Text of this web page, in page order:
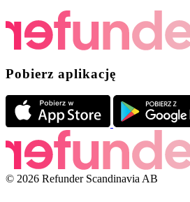
Pobierz aplikację
© 2026 Refunder Scandinavia AB